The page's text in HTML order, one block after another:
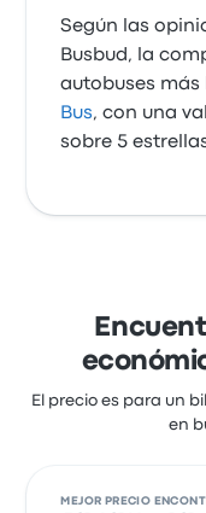
Según las
Busbud, la
autobuses más
Bus, con una
sobre 5
El precio es para un
en
MEJOR PRECIO